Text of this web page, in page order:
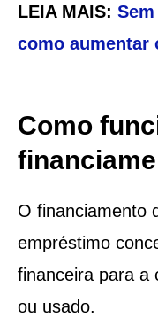
LEIA MAIS:
como aumentar
Como
O financiamento
empréstimo
financeira para a
ou usado.